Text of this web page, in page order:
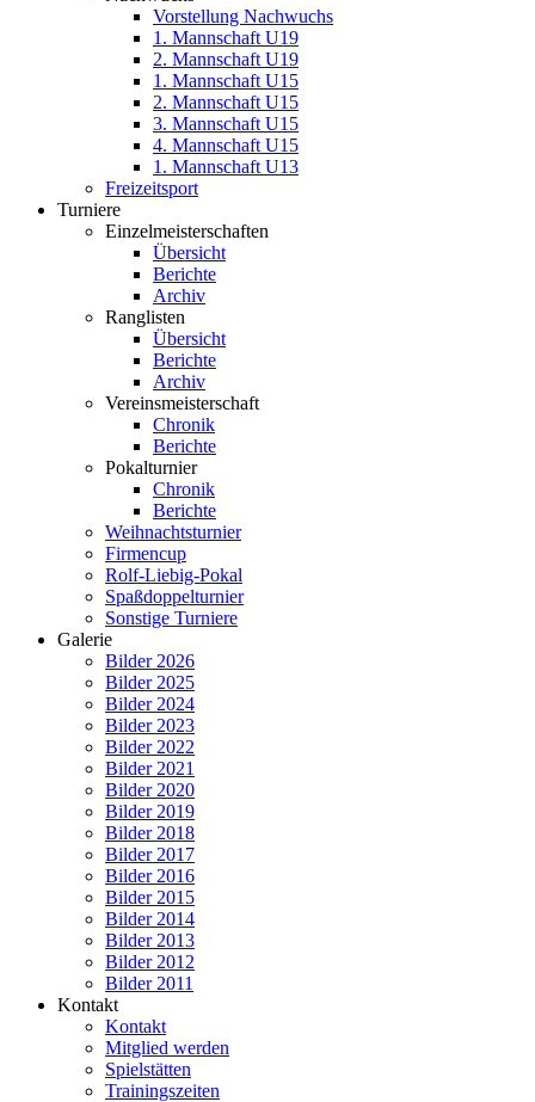
Vorstellung Nachwuchs
1. Mannschaft U19
2. Mannschaft U19
1. Mannschaft U15
2. Mannschaft U15
3. Mannschaft U15
4. Mannschaft U15
1. Mannschaft U13
Freizeitsport
Turniere
Einzelmeisterschaften
Übersicht
Berichte
Archiv
Ranglisten
Übersicht
Berichte
Archiv
Vereinsmeisterschaft
Chronik
Berichte
Pokalturnier
Chronik
Berichte
Weihnachtsturnier
Firmencup
Rolf-Liebig-Pokal
Spaßdoppelturnier
Sonstige Turniere
Galerie
Bilder 2026
Bilder 2025
Bilder 2024
Bilder 2023
Bilder 2022
Bilder 2021
Bilder 2020
Bilder 2019
Bilder 2018
Bilder 2017
Bilder 2016
Bilder 2015
Bilder 2014
Bilder 2013
Bilder 2012
Bilder 2011
Kontakt
Kontakt
Mitglied werden
Spielstätten
Trainingszeiten